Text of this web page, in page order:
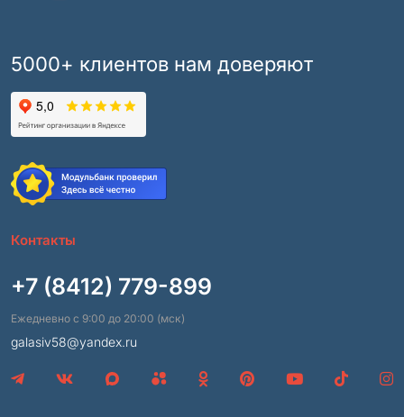
5000+ клиентов нам доверяют
Контакты
+7 (8412) 779-899
Ежедневно с 9:00 до 20:00 (мск)
galasiv58@yandex.ru